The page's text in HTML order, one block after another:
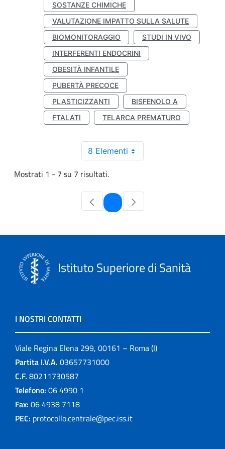
SOSTANZE CHIMICHE
VALUTAZIONE IMPATTO SULLA SALUTE
BIOMONITORAGGIO
STUDI IN VIVO
INTERFERENTI ENDOCRINI
OBESITÀ INFANTILE
PUBERTÀ PRECOCE
PLASTICIZZANTI
BISFENOLO A
FTALATI
TELARCA PREMATURO
8 Elementi
Mostrati 1 - 7 su 7 risultati.
Pagina
Istituto Superiore di Sanità
I NOSTRI CONTATTI
Viale Regina Elena 299, 00161 – Roma (I)
Partita I.V.A. 03657731000
C.F. 80211730587
Telefono: 06 4990 1
Fax: 06 4938 7118
PEC: protocollo.centrale@pec.iss.it